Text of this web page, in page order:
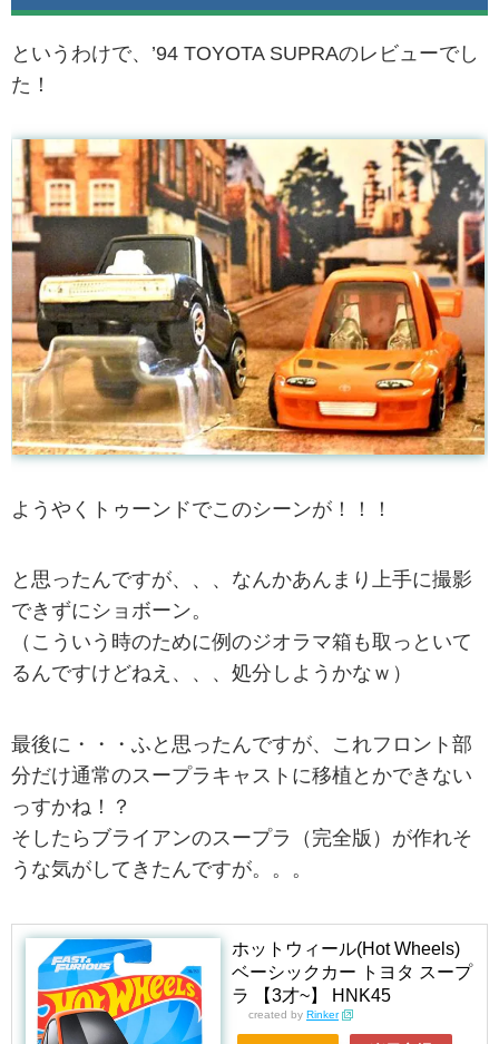
というわけで、’94 TOYOTA SUPRAのレビューでし
た！
ようやくトゥーンドでこのシーンが！！！
と思ったんですが、、、なんかあんまり上手に撮影
できずにショボーン。
（こういう時のために例のジオラマ箱も取っといて
るんですけどねえ、、、処分しようかなｗ）
最後に・・・ふと思ったんですが、これフロント部
分だけ通常のスープラキャストに移植とかできない
っすかね！？
そしたらブライアンのスープラ（完全版）が作れそ
うな気がしてきたんですが。。。
ホットウィール(Hot Wheels)
ベーシックカー トヨタ スープ
ラ 【3才~】 HNK45
created by Rinker